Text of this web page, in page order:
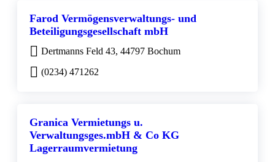
Farod Vermögensverwaltungs- und
Beteiligungsgesellschaft mbH
Dertmanns Feld 43, 44797 Bochum
(0234) 471262
Granica Vermietungs u.
Verwaltungsges.mbH & Co KG
Lagerraumvermietung